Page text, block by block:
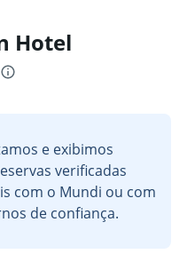
Hotel
e exibimos
verificadas
com o Mundi ou com
de confiança.